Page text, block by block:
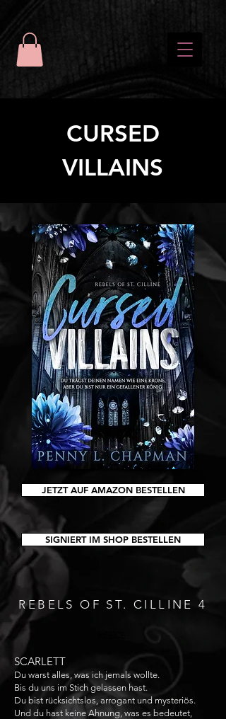
CURSED
VILLAINS
JETZT AUF AMAZON BESTELLEN
SIGNIERT IM SHOP BESTELLEN
REBELS OF ST. CILLINE 4
SCARLETT
​Du warst alles, was ich jemals wollte.
Bis du uns im Stich gelassen hast.
Du bist rücksichtslos, arrogant und mysteriös.
Und du hast keine Ahnung, was es bedeutet,